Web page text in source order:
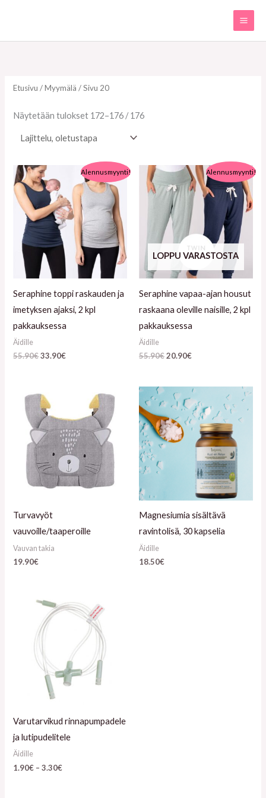
Etusivu /Myymälä / Sivu 20
Näytetään tulokset 172–176 / 176
Alennusmyynti!
Seraphine toppi raskauden ja
imetyksen ajaksi, 2 kpl
pakkauksessa
Äidille
55.90€
Alkuperäinen
hinta
oli:
55.90€.
33.90€
Nykyinen
hinta
on:
33.90€.
Alennusmyynti!
LOPPU VARASTOSTA
Seraphine vapaa-ajan housut
raskaana oleville naisille, 2 kpl
pakkauksessa
Äidille
55.90€
Alkuperäinen
oli:
55.90€.
20.90€
Nykyinen
hinta
on:
20.90€.
Turvavyöt
vauvoille/taaperoille
Vauvan takia
19.90€
Magnesiumia sisältävä
ravintolisä, 30 kapselia
Äidille
18.50€
Varutarvikud rinnapumpadele
ja lutipudelitele
Äidille
1.90€ – 3.30€
1.90€